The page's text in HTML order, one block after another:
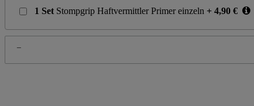
1 Set Stompgrip Haftvermittler Primer einzeln + 4,90 €